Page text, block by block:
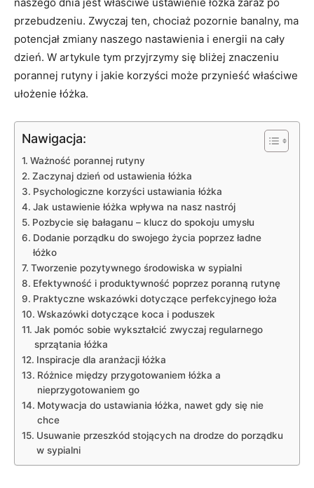
⁤przebudzeniu. Zwyczaj ten, ⁣chociaż pozornie banalny, ‌ma
potencjał zmiany ​naszego nastawienia i energii na cały
dzień. W ⁢artykule ⁢tym przyjrzymy się bliżej ‌znaczeniu
porannej ​rutyny i jakie korzyści może przynieść właściwe
ułożenie łóżka.
Nawigacja:
Ważność porannej rutyny
Zaczynaj dzień od ustawienia łóżka
Psychologiczne korzyści ustawiania łóżka
Jak ustawienie łóżka​ wpływa na nasz nastrój
Pozbycie się bałaganu – klucz do ‍spokoju umysłu
Dodanie porządku do swojego‌ życia⁤ poprzez⁣ ładne
łóżko
Tworzenie pozytywnego środowiska w sypialni
Efektywność i produktywność poprzez poranną rutynę
Praktyczne ⁤wskazówki dotyczące perfekcyjnego łoża
Wskazówki dotyczące⁢ koca i‌ poduszek
Jak pomóc sobie ⁢wykształcić zwyczaj regularnego
sprzątania łóżka
Inspiracje dla aranżacji łóżka
Różnice między przygotowaniem ⁤łóżka a
nieprzygotowaniem go
Motywacja do ‍ustawiania⁣ łóżka, nawet gdy‍ się​ nie
chce
Usuwanie przeszkód ‌stojących na drodze do⁢ porządku
w sypialni